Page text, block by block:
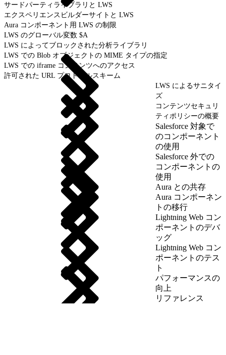
サードパーティライブラリと LWS
エクスペリエンスビルダーサイトと LWS
Aura コンポーネント用 LWS の制限
LWS のグローバル変数 $A
LWS によってブロックされた分析ライブラリ
LWS での Blob オブジェクトの MIME タイプの指定
LWS での iframe コンテンツへのアクセス
許可された URL プロトコルスキーム
LWS によるサニタイ
ズ
コンテンツセキュリ
ティポリシーの概要
Salesforce 対象で
のコンポーネント
の使用
Salesforce 外での
コンポーネントの
使用
Aura との共存
Aura コンポーネン
トの移行
Lightning Web コン
ポーネントのデバ
ッグ
Lightning Web コン
ポーネントのテス
ト
パフォーマンスの
向上
リファレンス